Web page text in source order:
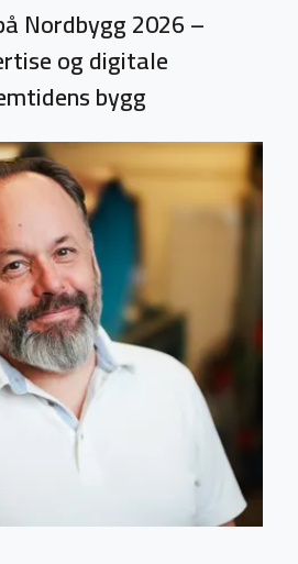
Nordbygg 2026 –
og digitale
bygg